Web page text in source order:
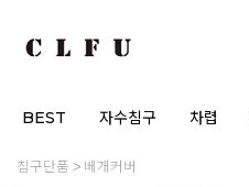
BEST 자수침구 차렵
침구단품 베개커버